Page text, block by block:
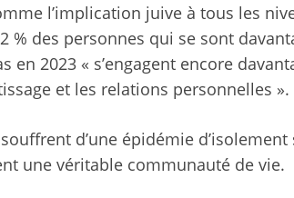
l’implication juive à tous les
% des personnes qui se sont
en 2023 « s’engagent encore
et les relations personnelles ».
d’une épidémie
une véritable communauté de vie.